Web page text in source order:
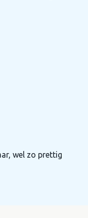
wel zo prettig